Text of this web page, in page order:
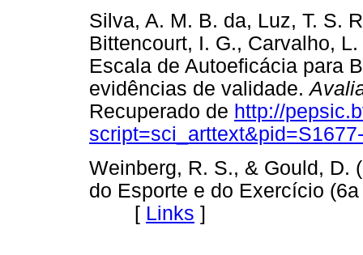
Silva, A. M. B. da, Luz, T. S.
Bittencourt, I. G., Carvalho,
Escala de Autoeficácia para
evidências de validade.
Recuperado de http://
Weinberg, R. S., & Gould, D.
do Esporte e do Exercício
[ Links ]